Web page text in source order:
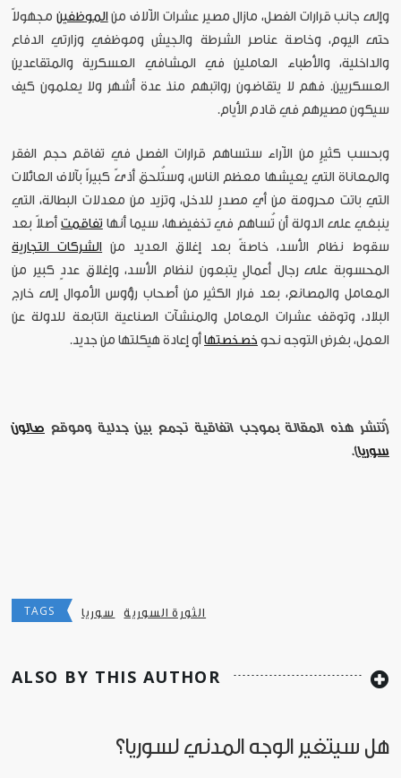
وإلى جانب قرارات الفصل، مازال مصير عشرات الآلاف من الموظفين مجهولاً
حتى اليوم، وخاصة عناصر الشرطة والجيش وموظفي وزارتي الدفاع
والداخلية، والأطباء العاملين في المشافي العسكرية والمتقاعدين
العسكريين. فهم لا يتقاضون رواتبهم منذ عدة أشهر ولا يعلمون كيف
سيكون مصيرهم في قادم الأيام.
وبحسب كثيرٍ من الآراء ستساهم قرارات الفصل في تفاقم حجم الفقر
والمعاناة التي يعيشها معظم الناس، وستُلحق أذىً كبيراً بآلاف العائلات
التي باتت محرومة من أي مصدرٍ للدخل، وتزيد من معدلات البطالة، التي
ينبغي على الدولة أن تُساهم في تخفيضها، سيما أنها تفاقمت أصلاً بعد
سقوط نظام الأسد، خاصةً بعد إغلاق العديد من الشركات التجارية
المحسوبة على رجال أعمالٍ يتبعون لنظام الأسد، وإغلاق عددٍ كبير من
المعامل والمصانع، بعد فرار الكثير من أصحاب رؤوس الأموال إلى خارج
البلاد، وتوقف عشرات المعامل والمنشآت الصناعية التابعة للدولة عن
العمل، بغرض التوجه نحو خصخصتهاأو إعادة هيكلتها من جديد.
[تُنشر هذه المقالة بموجب اتفاقية تجمع بين جدلية وموقع صالون
سوريا].
TAGS سوريا الثورة السورية
ALSO BY THIS AUTHOR
هل سيتغير الوجه المدني لسوريا؟